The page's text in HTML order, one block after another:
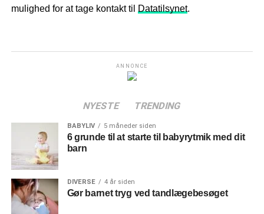
mulighed for at tage kontakt til
Datatilsynet.
ANNONCE
NYESTE TRENDING
BABYLIV 5 måneder siden
6 grunde til at starte til babyrytmik med dit
barn
DIVERSE 4 år siden
Gør barnet tryg ved tandlægebesøget